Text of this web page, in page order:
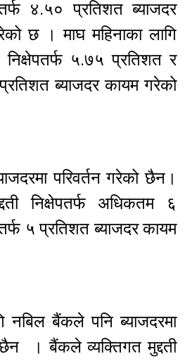
४.५० प्रतिशत ब्याजदर
छ । माघ महिनाका लागि
५.७५ प्रतिशत र
ब्याजदर कायम गरेको
परिवर्तन गरेको छैन।
निक्षेपतर्फ अधिकतम ६
५ प्रतिशत ब्याजदर कायम
नबिल बैंकले पनि ब्याजदरमा
। बैंकले व्यक्तिगत मुद्दती